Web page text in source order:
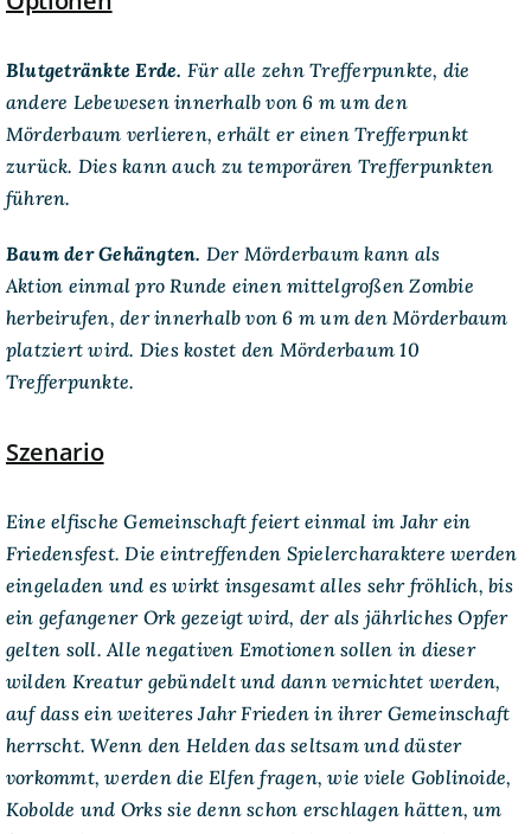
Blutgetränkte Erde. Für alle zehn Trefferpunkte, die
andere Lebewesen innerhalb von 6 m um den
Mörderbaum verlieren, erhält er einen Trefferpunkt
zurück. Dies kann auch zu temporären Trefferpunkten
führen.
Baum der Gehängten. Der Mörderbaum kann als
Aktion einmal pro Runde einen mittelgroßen Zombie
herbeirufen, der innerhalb von 6 m um den Mörderbaum
platziert wird. Dies kostet den Mörderbaum 10
Trefferpunkte.
Szenario
Eine elfische Gemeinschaft feiert einmal im Jahr ein
Friedensfest. Die eintreffenden Spielercharaktere werden
eingeladen und es wirkt insgesamt alles sehr fröhlich, bis
ein gefangener Ork gezeigt wird, der als jährliches Opfer
gelten soll. Alle negativen Emotionen sollen in dieser
wilden Kreatur gebündelt und dann vernichtet werden,
auf dass ein weiteres Jahr Frieden in ihrer Gemeinschaft
herrscht. Wenn den Helden das seltsam und düster
vorkommt, werden die Elfen fragen, wie viele Goblinoide,
Kobolde und Orks sie denn schon erschlagen hätten, um